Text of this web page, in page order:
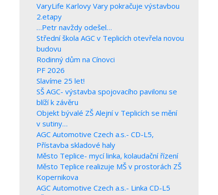
VaryLife Karlovy Vary pokračuje výstavbou
2.etapy
…Petr navždy odešel…
Střední škola AGC v Teplicích otevřela novou
budovu
Rodinný dům na Cínovci
PF 2026
Slavíme 25 let!
SŠ AGC- výstavba spojovacího pavilonu se
blíží k závěru
Objekt bývalé ZŠ Alejní v Teplicích se mění
v sutiny…
AGC Automotive Czech a.s.- CD-L5,
Přístavba skladové haly
Město Teplice- mycí linka, kolaudační řízení
Město Teplice realizuje MŠ v prostorách ZŠ
Kopernikova
AGC Automotive Czech a.s.- Linka CD-L5